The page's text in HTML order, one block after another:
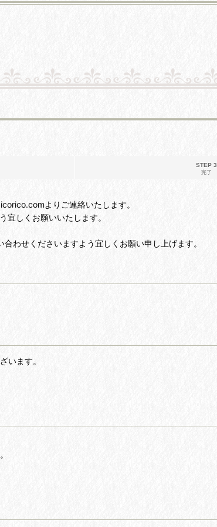
STEP 3
完了
よりご連絡いたします。
しくお願いいたします。
わせくださいますよう宜しくお願い申し上げます。
います。